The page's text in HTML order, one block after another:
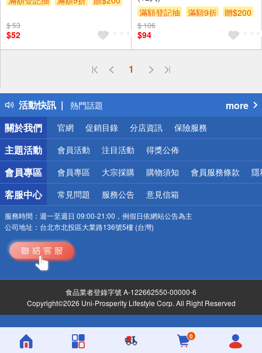
$ 53
$52
滿額登記抽
滿額9折 贈$200
$ 106
$94
1
活動快訊
偏遠地區配送
得獎公告
熱門話題
銀行優惠
偏遠地區配送
詐騙網頁！請小心！
more
關於我們
官網 促銷目錄 分店資訊 保險服務
主題活動 會員活動 注目活動 得獎公佈
會員專區 會員專區 大宗採購 購物須知 會員服務條款 隱
客服中心 常見問題 服務公告 意見信箱
服務時間： 週一至週日 09:00-21:00，例假日依網站公告為主
公司地址： 台北市北投區大業路136號5樓 (台灣)
食品業者登錄字號 A-122662550-00000-6
Copyright©2026 Uni-Prosperity Lifestyle Corp. All Right Reserved
0